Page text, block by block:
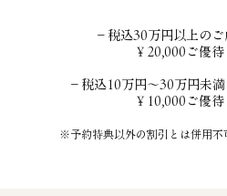
－​税込30万円以上のご
￥20,000ご優待
－税込10万円～30万円未
￥10,000ご優待
※予約特典以外の割引とは併用不